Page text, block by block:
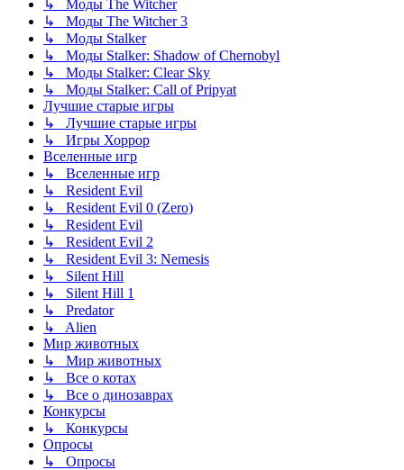
↳ Моды The Witcher
↳ Моды The Witcher 3
↳ Моды Stalker
↳ Моды Stalker: Shadow of Chernobyl
↳ Моды Stalker: Clear Sky
↳ Моды Stalker: Call of Pripyat
Лучшие старые игры
↳ Лучшие старые игры
↳ Игры Хоррор
Вселенные игр
↳ Вселенные игр
↳ Resident Evil
↳ Resident Evil 0 (Zero)
↳ Resident Evil
↳ Resident Evil 2
↳ Resident Evil 3: Nemesis
↳ Silent Hill
↳ Silent Hill 1
↳ Predator
↳ Alien
Мир животных
↳ Мир животных
↳ Все о котах
↳ Все о динозаврах
Конкурсы
↳ Конкурсы
Опросы
↳ Опросы